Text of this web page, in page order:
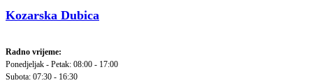
Kozarska Dubica
Radno vrijeme:
Ponedjeljak - Petak: 08:00 - 17:00
Subota: 07:30 - 16:30